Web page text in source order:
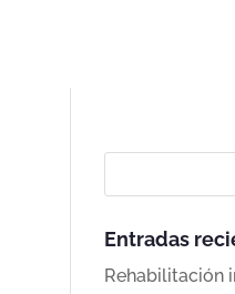
Entradas
Rehabilitación